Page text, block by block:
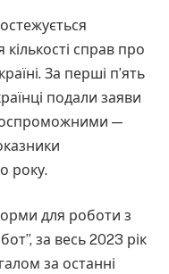
справ про
За перші п’ять
подали заяви
—
року.
для роботи з
за весь 2023 рік
за останні